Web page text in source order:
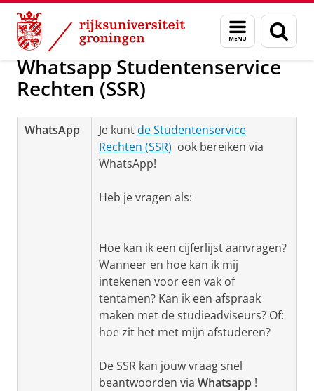
Skip
Content
Skip
Navigation
Menu
en
zoeken
Over ons Studentenservice Rechten
Whatsapp Studentenservice
Rechten (SSR)
WhatsApp Je kuntde Studentenservice
Rechten (SSR) ook bereiken via
WhatsApp!
Heb je vragen als:
Hoe kan ik een cijferlijst aanvragen?
Wanneer en hoe kan ik mij
intekenen voor een vak of
tentamen? Kan ik een afspraak
maken met de studieadviseurs? Of:
hoe zit het met mijn afstuderen?
De SSR kan jouw vraag snel
beantwoorden via Whatsapp !